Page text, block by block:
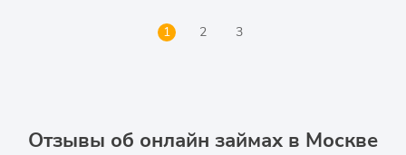
1 2 3
Отзывы об онлайн займах в Москве